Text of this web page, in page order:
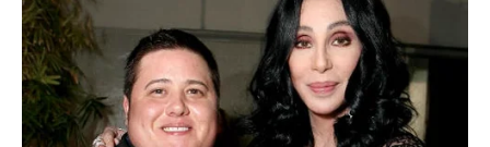
Za Raka, Škorpiju i Devicu
dolazi veoma zanimljiv period
u kojem prošlost ponovo kuca na vrata. Bivše ljubavi
vraćaju se sa jasnim ciljem – da poprave greške, iskažu
emocije i pokušaju da izgrade odnos na mnogo zdravijim
temeljima.